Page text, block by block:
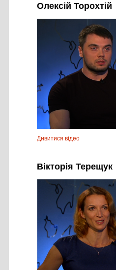
Олексій Торохтій
Дивитися відео
Вікторія Терещук